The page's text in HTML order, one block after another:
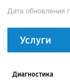
Дата обновления
Услуги
Диагностика